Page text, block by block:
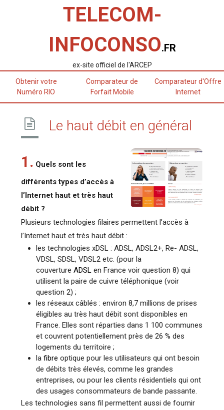
TELECOM-
INFOCONSO.FR
ex-site officiel de l'ARCEP
Obtenir votre
Numéro RIO
Comparateur de
Forfait Mobile
Comparateur d'Offre
Internet
Le haut débit en général
1. Quels sont les
différents types d’accès à
l’Internet haut et très haut
débit ?
Plusieurs technologies filaires permettent l’accès à
l’Internet haut et très haut débit :
les technologies xDSL : ADSL, ADSL2+, Re- ADSL,
VDSL, SDSL, VDSL2 etc. (pour la
couvertureADSL en France voir question 8) qui
utilisent la paire de cuivre téléphonique (voir
question 2) ;
les réseaux câblés : environ 8,7 millions de prises
éligibles au très haut débit sont disponibles en
France. Elles sont réparties dans 1 100 communes
et couvrent potentiellement près de 26 % des
logements du territoire ;
lafibre optique pour les utilisateurs qui ont besoin
de débits très élevés, comme les grandes
entreprises, ou pour les clients résidentiels qui ont
des usages consommateurs de bande passante.
Les technologies sans fil permettent aussi de fournir